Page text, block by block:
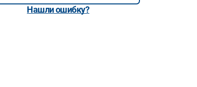
Нашли ошибку?